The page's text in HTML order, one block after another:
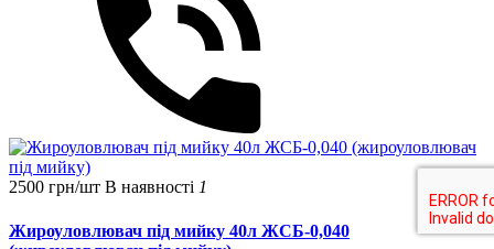
2500 грн/шт В наявності 1
Жироуловлювач під мийку 40л ЖСБ-0,040